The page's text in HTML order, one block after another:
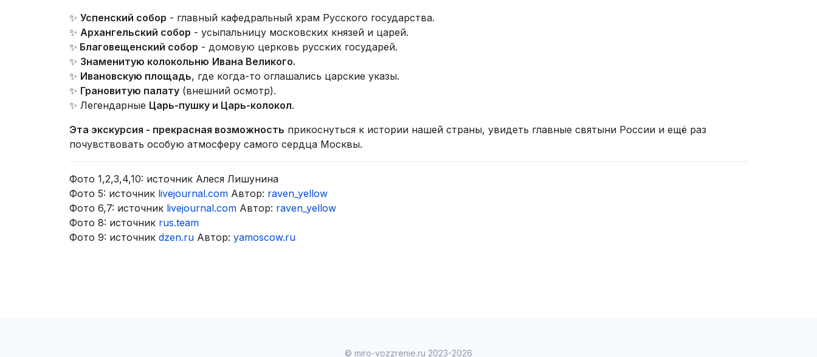
✨ Успенский собор - главный кафедральный храм Русского государства.
✨ Архангельский собор - усыпальницу московских князей и царей.
✨ Благовещенский собор - домовую церковь русских государей.
✨ Знаменитую колокольню Ивана Великого.
✨ Ивановскую площадь, где когда-то оглашались царские указы.
✨ Грановитую палату (внешний осмотр).
✨ Легендарные Царь-пушку и Царь-колокол.
Эта экскурсия - прекрасная возможность прикоснуться к истории нашей страны, увидеть главные святыни России и ещё раз
почувствовать особую атмосферу самого сердца Москвы.
Фото 1,2,3,4,10: источник Алеся Лишунина
Фото 5: источник livejournal.com Автор: raven_yellow
Фото 6,7: источник livejournal.com Автор: raven_yellow
Фото 8: источник rus.team
Фото 9: источник dzen.ru Автор: yamoscow.ru
© miro-vozzrenie.ru 2023-2026